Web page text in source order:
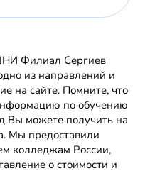
Филиал Сергиев
из направлений и
на сайте. Помните, что
по обучению
можете получить на
Мы предоставили
колледжам России,
о стоимости и